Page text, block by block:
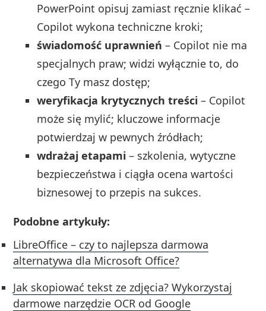
PowerPoint opisuj zamiast ręcznie klikać –
Copilot wykona techniczne kroki;
świadomość uprawnień – Copilot nie ma
specjalnych praw; widzi wyłącznie to, do
czego Ty masz dostęp;
weryfikacja krytycznych treści – Copilot
może się mylić; kluczowe informacje
potwierdzaj w pewnych źródłach;
wdrażaj etapami – szkolenia, wytyczne
bezpieczeństwa i ciągła ocena wartości
biznesowej to przepis na sukces.
Podobne artykuły:
LibreOffice – czy to najlepsza darmowa
alternatywa dla Microsoft Office?
Jak skopiować tekst ze zdjęcia? Wykorzystaj
darmowe narzędzie OCR od Google